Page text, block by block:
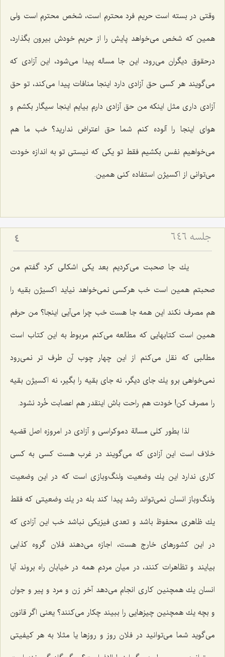
وقتی در بسته است حریم فرد محترم است، شخص محترم است ولی
همین كه شخص می‌خواهد پایش را از حریم خودش بیرون بگذارد،
درحقوق دیگران می‌رود، این جا مساله پیدا می‌شود، این آزادی كه
می‌گویند هر كسی حق آزادی دارد اینجا منافات پیدا می‌كند، تو حق
آزادی داری مثل اینكه من حق آزادی دارم بیایم اینجا سیگار بكشم و
هوای اینجا را آلوده كنم شما حق اعتراض ندارید؟ خب ما هم
می‌خواهیم نفس بكشیم فقط تو یكی كه نیستی تو به اندازه خودت
می‌توانی از اكسیژن استفاده كنی همین.
جلسه ۶۴۶ 4
یك جا صحبت می‌كردیم بعد یكی اشكالی كرد گفتم من
صحبتم همین است خب هركسی نمی‌خواهد نیاید اكسیژن بقیه را
هم مصرف نكند این همه جا هست خب چرا می‌آیی اینجا؟ من حرفم
همین است كتابهایی كه مطالعه می‌كنم مربوط به این كتاب است
مطالبی كه نقل می‌كنم از این چهار چوب آن طرف تر نمی‌رود
نمی‌خواهی برو یك جای دیگر، نه جای بقیه را بگیر، نه اكسیژن بقیه
را مصرف كن! خودت هم راحت باش اینقدر هم اعصابت خُرد نشود.
لذا بطور كلی مسالة دموكراسی و آزادی در امروزه اصل قضیه
خلاف است این آزادی كه می‌گویند در غرب هست كسی به كسی
كاری ندارد این یك وضعیت ولنگ‌وبازی است كه در این وضعیت
ولنگ‌وباز انسان نمی‌تواند رشد پیدا كند بله در یك وضعیتی كه فقط
یك ظاهری محفوظ باشد و تعدی فیزیكی نباشد خب این آزادی كه
در این كشورهای خارج هست، اجازه می‌دهند فلان گروه كذایی
بیایند و تظاهرات كنند، در میان مردم همه در خیابان راه بروند آیا
انسان یك همچنین كاری انجام می‌دهد آخر زن و مرد و پیر و جوان
و بچه یك همچنین چیزهایی را ببیند چكار می‌كنند؟ یعنی اگر قانون
می‌گوید شما می‌توانید در فلان روز و روزها یا مثلا به هر كیفیتی